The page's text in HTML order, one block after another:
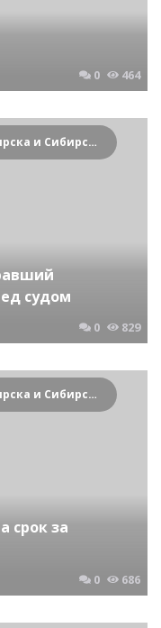
0 464
Криминальные новости Новосибирска и Сибирского региона
судом
0 829
Криминальные новости Новосибирска и Сибирского региона
срок за
0 686